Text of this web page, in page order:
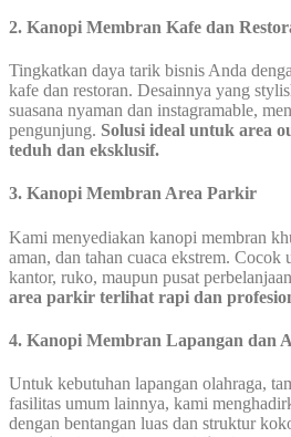
2. Kanopi Membran Kafe dan
Tingkatkan daya tarik bisnis Anda
kafe dan restoran. Desainnya yang
suasana nyaman dan instagramable,
pengunjung. Solusi ideal untuk area
teduh dan eksklusif.
3. Kanopi Membran Area Parkir
Kami menyediakan kanopi membran
aman, dan tahan cuaca ekstrem. Cocok
kantor, ruko, maupun pusat
area parkir terlihat rapi dan
4. Kanopi Membran Lapangan dan
Untuk kebutuhan lapangan olahraga,
fasilitas umum lainnya, kami
dengan bentangan luas dan struktur